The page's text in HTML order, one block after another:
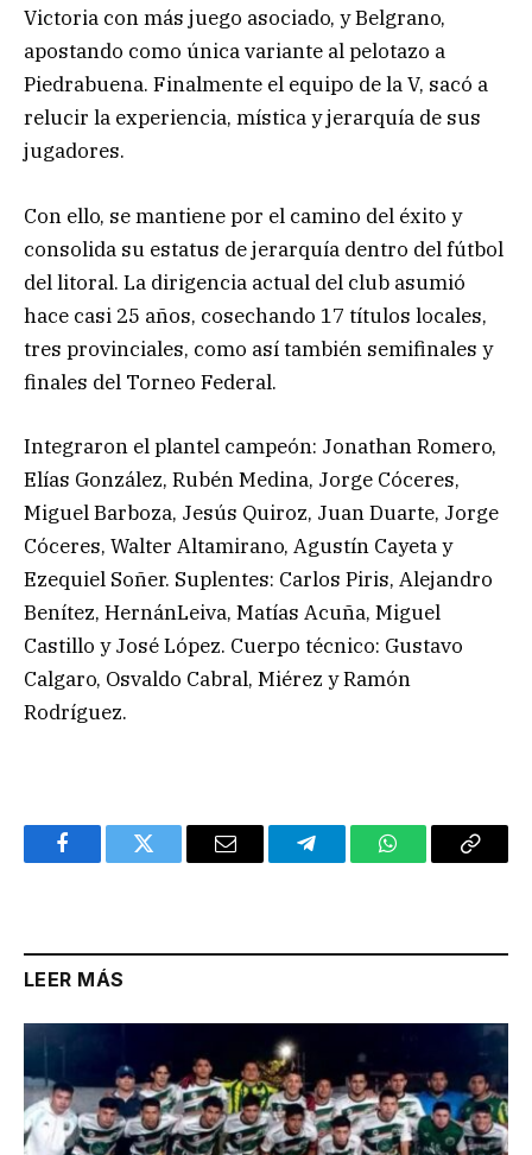
Victoria con más juego asociado, y Belgrano,
apostando como única variante al pelotazo a
Piedrabuena. Finalmente el equipo de la V, sacó a
relucir la experiencia, mística y jerarquía de sus
jugadores.
Con ello, se mantiene por el camino del éxito y
consolida su estatus de jerarquía dentro del fútbol
del litoral. La dirigencia actual del club asumió
hace casi 25 años, cosechando 17 títulos locales,
tres provinciales, como así también semifinales y
finales del Torneo Federal.
Integraron el plantel campeón: Jonathan Romero,
Elías González, Rubén Medina, Jorge Cóceres,
Miguel Barboza, Jesús Quiroz, Juan Duarte, Jorge
Cóceres, Walter Altamirano, Agustín Cayeta y
Ezequiel Soñer. Suplentes: Carlos Piris, Alejandro
Benítez, HernánLeiva, Matías Acuña, Miguel
Castillo y José López. Cuerpo técnico: Gustavo
Calgaro, Osvaldo Cabral, Miérez y Ramón
Rodríguez.
FacebookTwitter Email TelegramWhatsAppCopy
LEER MÁS